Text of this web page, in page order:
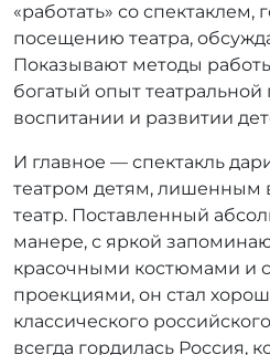
«работать» со спектаклем,
посещению театра,
Показывают методы
богатый опыт театральной
воспитании и развитии
И главное — спектакль
театром детям, лишенным
театр. Поставленный
манере, с яркой
красочными костюмами и
проекциями, он стал
классического
всегда гордилась Россия,